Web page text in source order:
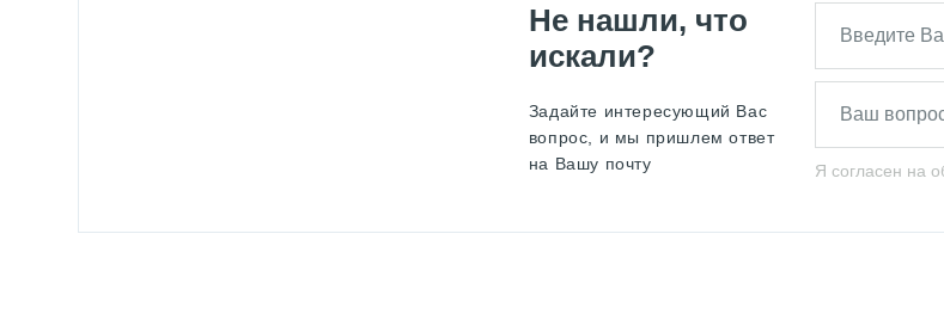
ПОЛОТЕНЦЕСУШИТЕЛЬ 600Х600 СУНЕРЖА
ПОЛОТЕНЦЕСУШИТЕЛЬ ВОДЯНОЙ 600Х400 СУНЕРЖА
Не нашли, что
искали?
Задайте интересующий Вас
вопрос, и мы пришлем ответ
на Вашу почту
Я согласен на